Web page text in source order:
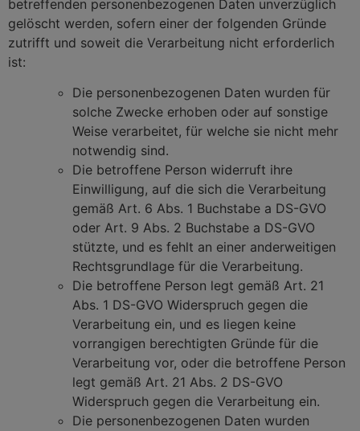
betreffenden personenbezogenen Daten unverzüglich
gelöscht werden, sofern einer der folgenden Gründe
zutrifft und soweit die Verarbeitung nicht erforderlich
ist:
Die personenbezogenen Daten wurden für
solche Zwecke erhoben oder auf sonstige
Weise verarbeitet, für welche sie nicht mehr
notwendig sind.
Die betroffene Person widerruft ihre
Einwilligung, auf die sich die Verarbeitung
gemäß Art. 6 Abs. 1 Buchstabe a DS-GVO
oder Art. 9 Abs. 2 Buchstabe a DS-GVO
stützte, und es fehlt an einer anderweitigen
Rechtsgrundlage für die Verarbeitung.
Die betroffene Person legt gemäß Art. 21
Abs. 1 DS-GVO Widerspruch gegen die
Verarbeitung ein, und es liegen keine
vorrangigen berechtigten Gründe für die
Verarbeitung vor, oder die betroffene Person
legt gemäß Art. 21 Abs. 2 DS-GVO
Widerspruch gegen die Verarbeitung ein.
Die personenbezogenen Daten wurden